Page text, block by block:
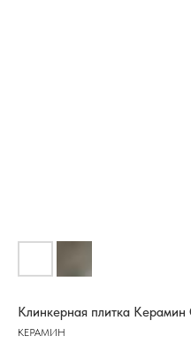
Клинкерная плитка
КЕРАМИН